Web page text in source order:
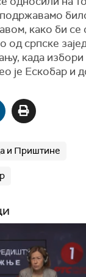
како би
од српске
када
је Ескобар и
и Приштине